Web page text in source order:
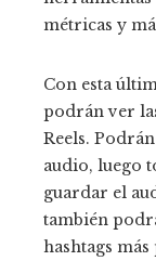
métricas y
Con esta
podrán ver
Reels.
audio, luego
guardar el
también
hashtags